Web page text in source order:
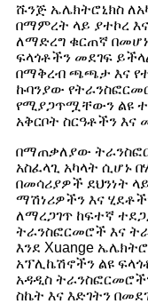
ሹንጅ ኤሌክትሮኒክስ
በማምረት ላይ ያተኮረ
ለማድረግ ቁርጠኛ
ፍላጎቶችን መደገፍ
በማቅረብ ጫጫታ እና
ኩባንያው
የሚያጋጥሟቸውን ልዩ
አቅርቦት ስርዓቶችን
በማጠቃለያው
አስፈላጊ አካላት ሲሆኑ
በመሳሪያዎች ደህንነት
ማሽነሪዎችን እና
ለማረጋገጥ ከፍተኛ
ትራንስፎርመሮች እና
እንደ Xuange
አፕሊኬሽኖችን ልዩ
አዳዲስ
ስኬት እና እድገትን